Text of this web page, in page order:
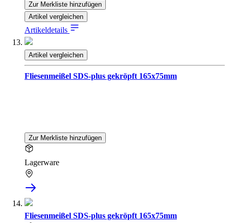
Zur Merkliste hinzufügen
Artikel vergleichen
Artikeldetails
Artikel vergleichen
Fliesenmeißel SDS-plus gekröpft 165x75mm
Zur Merkliste hinzufügen
Lagerware
Fliesenmeißel SDS-plus gekröpft 165x75mm